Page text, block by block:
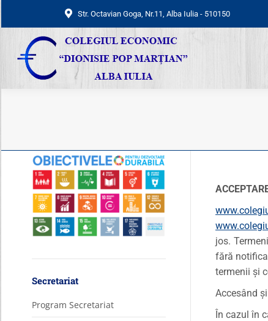
Str. Octavian Goga, Nr.11, Alba Iulia - 510150
jos.
fără
termenii şi
Accesând
În cazul în
Secretariat
Program Secretariat
Str. Octavian Goga, Nr.11, Alba Iulia - 510150